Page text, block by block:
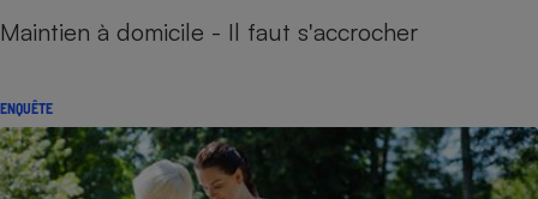
Maintien à domicile - Il faut s'accrocher
ENQUÊTE